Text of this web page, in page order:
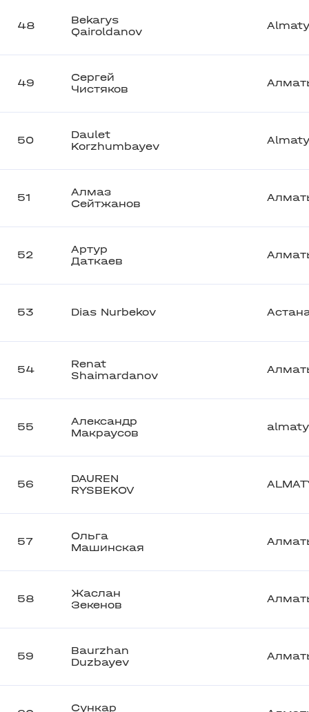
48
Bekarys
Qairoldanov
Almaty
49
Сергей
Чистяков
50
Daulet
Korzhumbayev
Almaty
51
Алмаз
Сейтжанов
52
Артур
Даткаев
53 Dias Nurbekov
54
Renat
Shaimardanov
55
Александр
Макраусов
almaty
56
DAUREN
RYSBEKOV
57
Ольга
Машинская
58
Жаслан
Зекенов
59
Baurzhan
Duzbayev
Сункар